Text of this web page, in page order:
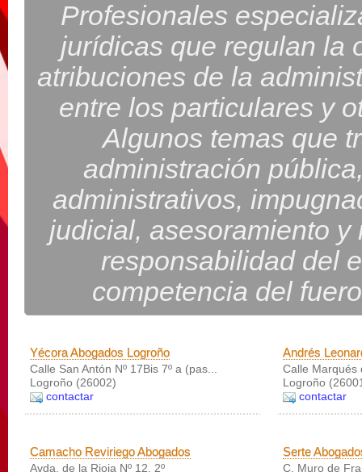
Profesionales
jurídicas que regulan la
atribuciones de la
entre los particulares y
Algunos temas que
administración
administrativos,
judicial, asesoramiento
responsabilidad del
competencia del
Yécora Abogados Logroño
Calle San Antón Nº 17Bis 7º a (pas...
Logroño (26002)
contactar
Andrés
Calle Marqués
Logroño
contactar
Camacho Reviriego Abogados
Avda. de la Rioja Nº 12, 2º
Serte
C. Muro de